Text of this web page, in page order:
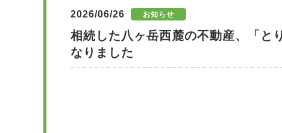
2026/06/26 お知らせ
相続した八ヶ岳西麓の不動産、「と
なりました